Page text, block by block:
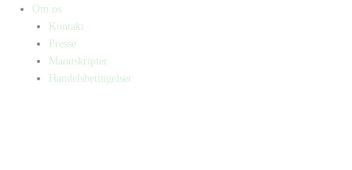
Om os
Kontakt
Presse
Manuskripter
Handelsbetingelser